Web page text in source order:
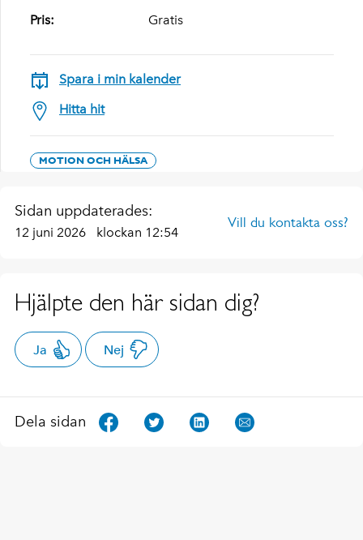
Pris:
Gratis
Spara i min kalender
Hitta hit
MOTION OCH HÄLSA
Sidan uppdaterades:
12 juni 2026 klockan 12:54
Vill du kontakta oss?
Hjälpte den här sidan dig?
Ja Nej
Dela sidan